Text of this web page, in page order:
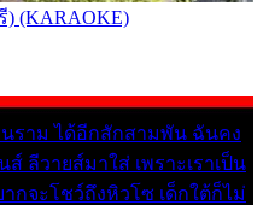
(KARAOKE)
ราม ได้อีกสักสามพัน ฉันคง
ลีวายส์มาใส่ เพราะเราเป็น
ากจะโชว์ถึงหิวโซ เด็กใต้ก็ไม่